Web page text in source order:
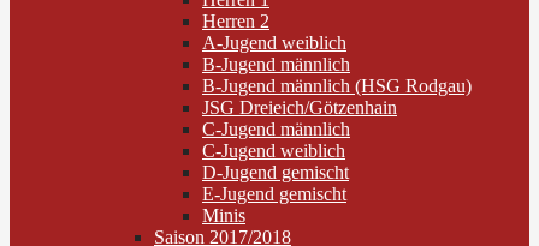
Herren 2
A-Jugend weiblich
B-Jugend männlich
B-Jugend männlich (HSG Rodgau)
JSG Dreieich/Götzenhain
C-Jugend männlich
C-Jugend weiblich
D-Jugend gemischt
E-Jugend gemischt
Minis
Saison 2017/2018